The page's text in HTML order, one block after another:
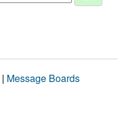
| Message Boards